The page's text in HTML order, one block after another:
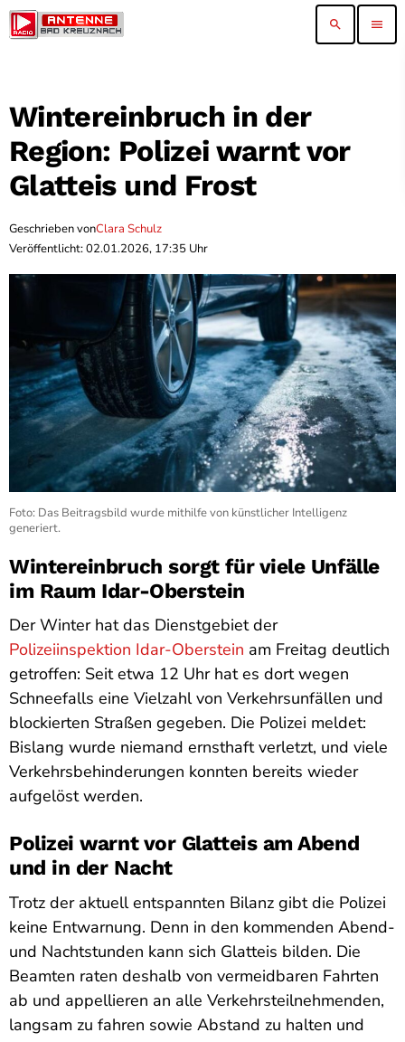
search menu
Wintereinbruch in der
Region: Polizei warnt vor
Glatteis und Frost
Geschrieben vonClara Schulz
Veröffentlicht: 02.01.2026, 17:35 Uhr
Foto: Das Beitragsbild wurde mithilfe von künstlicher Intelligenz
generiert.
Wintereinbruch sorgt für viele Unfälle
im Raum Idar-Oberstein
Der Winter hat das Dienstgebiet der
Polizeiinspektion Idar-Oberstein am Freitag deutlich
getroffen: Seit etwa 12 Uhr hat es dort wegen
Schneefalls eine Vielzahl von Verkehrsunfällen und
blockierten Straßen gegeben. Die Polizei meldet:
Bislang wurde niemand ernsthaft verletzt, und viele
Verkehrsbehinderungen konnten bereits wieder
aufgelöst werden.
Polizei warnt vor Glatteis am Abend
und in der Nacht
Trotz der aktuell entspannten Bilanz gibt die Polizei
keine Entwarnung. Denn in den kommenden Abend-
und Nachtstunden kann sich Glatteis bilden. Die
Beamten raten deshalb von vermeidbaren Fahrten
ab und appellieren an alle Verkehrsteilnehmenden,
langsam zu fahren sowie Abstand zu halten und